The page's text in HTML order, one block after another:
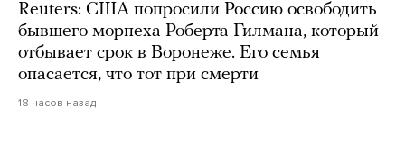
Reuters: США попросили Россию освободить
бывшего морпеха Роберта Гилмана, который
отбывает срок в Воронеже. Его семья
опасается, что тот при смерти
18 часов назад